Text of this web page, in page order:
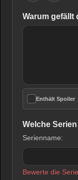
Warum gefällt
Enthält Spoiler
Welche
Serienname:
Bewerte die